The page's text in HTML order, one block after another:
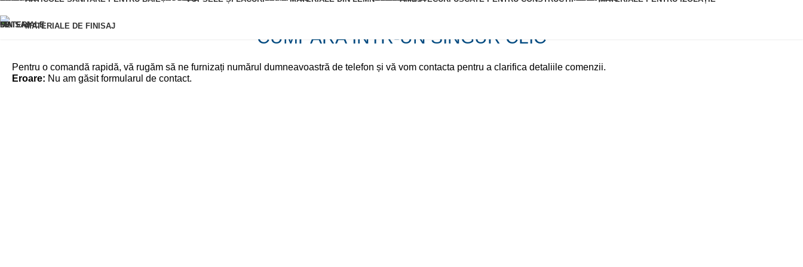
MATERIALE DE FINISAJ
CUMPĂRĂ ÎNTR-UN SINGUR CLIC
Pentru o comandă rapidă, vă rugăm să ne furnizați numărul dumneavoastră de telefon și vă vom contacta pentru a clarifica detaliile comenzii.
Eroare: Nu am găsit formularul de contact.